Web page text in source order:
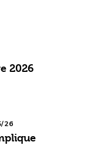
2026
26